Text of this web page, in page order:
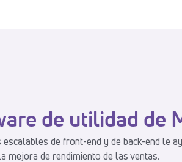
de utilidad de
de front-end y de back-end le
mejora de rendimiento de las ventas.